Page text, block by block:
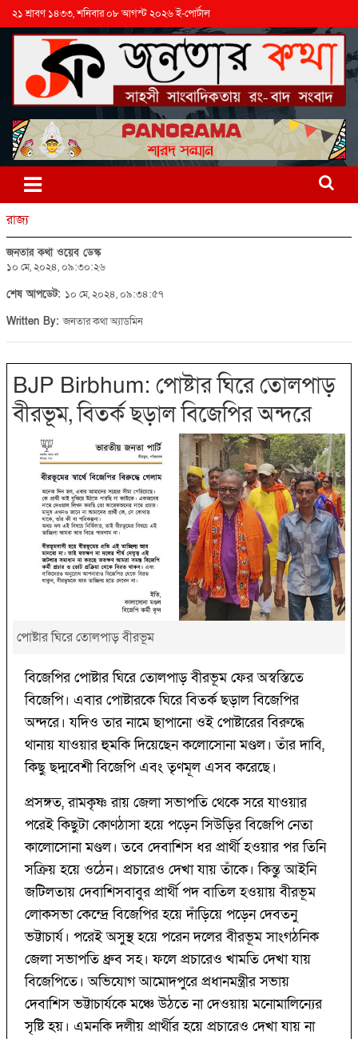
২১ শ্রাবণ ১৪৩৩, শনিবার ০৮ আগস্ট ২০২৬ ই-পোর্টাল
রাজ্য
জনতার কথা ওয়েব ডেস্ক
১০ মে, ২০২৪, ০৯:৩০:২৬
শেষ আপডেট: ১০ মে, ২০২৪, ০৯:৩৪:৫৭
Written By:জনতার কথা অ্যাডমিন
BJP Birbhum: পোষ্টার ঘিরে তোলপাড়
বীরভূম, বিতর্ক ছড়াল বিজেপির অন্দরে
পোষ্টার ঘিরে তোলপাড় বীরভূম
বিজেপির পোষ্টার ঘিরে তোলপাড় বীরভূম ফের অস্বস্তিতে
বিজেপি। এবার পোষ্টারকে ঘিরে বিতর্ক ছড়াল বিজেপির
অন্দরে। যদিও তার নামে ছাপানো ওই পোষ্টারের বিরুদ্ধে
থানায় যাওয়ার হুমকি দিয়েছেন কলোসোনা মণ্ডল। তাঁর দাবি,
কিছু ছদ্মবেশী বিজেপি এবং তৃণমূল এসব করেছে।
প্রসঙ্গত, রামকৃষ্ণ রায় জেলা সভাপতি থেকে সরে যাওয়ার
পরেই কিছুটা কোণঠাসা হয়ে পড়েন সিউড়ির বিজেপি নেতা
কালোসোনা মণ্ডল। তবে দেবাশিস ধর প্রার্থী হওয়ার পর তিনি
সক্রিয় হয়ে ওঠেন। প্রচারেও দেখা যায় তাঁকে। কিন্তু আইনি
জটিলতায় দেবাশিসবাবুর প্রার্থী পদ বাতিল হওয়ায় বীরভূম
লোকসভা কেন্দ্রে বিজেপির হয়ে দাঁড়িয়ে পড়েন দেবতনু
ভট্টাচার্য। পরেই অসুস্থ হয়ে পরেন দলের বীরভূম সাংগঠনিক
জেলা সভাপতি ধ্রুব সহ। ফলে প্রচারেও খামতি দেখা যায়
বিজেপিতে। অভিযোগ আমোদপুরে প্রধানমন্ত্রীর সভায়
দেবাশিস ভট্টাচার্যকে মঞ্চে উঠতে না দেওয়ায় মনোমালিন্যের
সৃষ্টি হয়। এমনকি দলীয় প্রার্থীর হয়ে প্রচারেও দেখা যায় না